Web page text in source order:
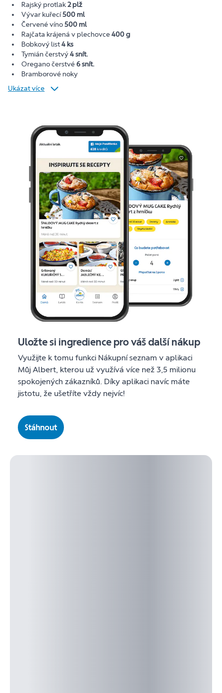
Rajský protlak2 plž
Vývar kuřecí500 ml
Červené víno500 ml
Rajčata krájená v plechovce400 g
Bobkový list4 ks
Tymián čerstvý4 snít.
Oregano čerstvé6 snít.
Bramborové noky
Ukázat více
Uložte si ingredience pro váš další nákup
Využijte k tomu funkci Nákupní seznam v aplikaci
Můj Albert, kterou už využívá více než 3,5 milionu
spokojených zákazníků. Díky aplikaci navíc máte
jistotu, že ušetříte vždy nejvíc!
Stáhnout